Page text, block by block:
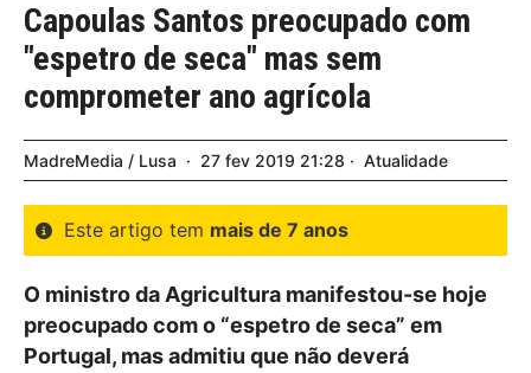
Capoulas Santos preocupado com
"espetro de seca" mas sem
comprometer ano agrícola
MadreMedia / Lusa 27 fev 2019 21:28 Atualidade
Este artigo tem mais de 7 anos
O ministro da Agricultura manifestou-se hoje
preocupado com o “espetro de seca” em
Portugal, mas admitiu que não deverá